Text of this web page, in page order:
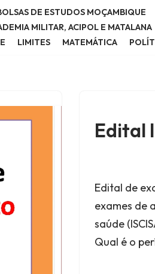
DE ESTUDOS MOÇAMBIQUE
MILITAR, ACIPOL E MATALANA
LIMITES MATEMÁTICA
Edital
Edital de
exames de
saúde
Qual é o